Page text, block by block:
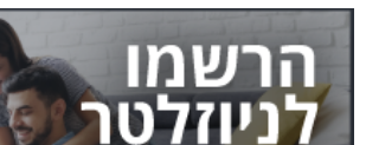
קריירה
ולימודים
מינויים